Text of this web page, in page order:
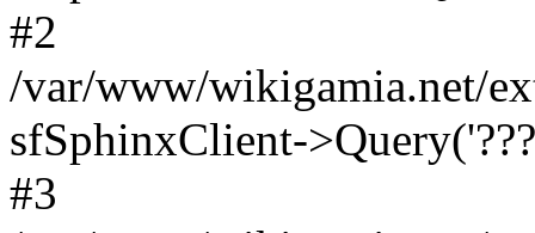
#2
/var/www/wikigamia.net/
sfSphinxClient-
#3